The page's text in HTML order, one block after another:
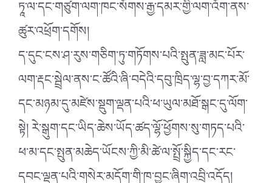
ཏཱ་ལ་དང་གཙུག་ལག་ཁང་སོགས་རྒྱ་དམར་གྱི་ལག་འོག་ནས་
ཚུར་འཕྲོག་དགོས།
ད་དུང་ངས་ཤ་རུས་གཅིག་ཏུ་གཏོགས་པའི་སྤུན་ཟླ་མང་པོར་
ལག་རྡང་སྦྲེལ་ནས་ང་ཚོའི་ཞི་བདེའི་དབུ་ཁྲིད་ལྷ་བྱ་དཀར་མོ་
དང་མཉམ་དུ་མཛེས་སྡུག་ལྡན་པའི་ཕ་ཡུལ་མཐོ་སྒང་དུ་ལོག་
སྟེ། རེ་སྒུག་དང་ཡིད་ཆེས་ཡོད་ཚད་ལྷོ་ཕྱོགས་སུ་གཏད་པའི་
ཕ་མ་དང་སྤུན་མཆེད་ཡོངས་ཀྱི་མི་ཚེ་ལ་སྤྲོ་སྐྱིད་དང་རང་